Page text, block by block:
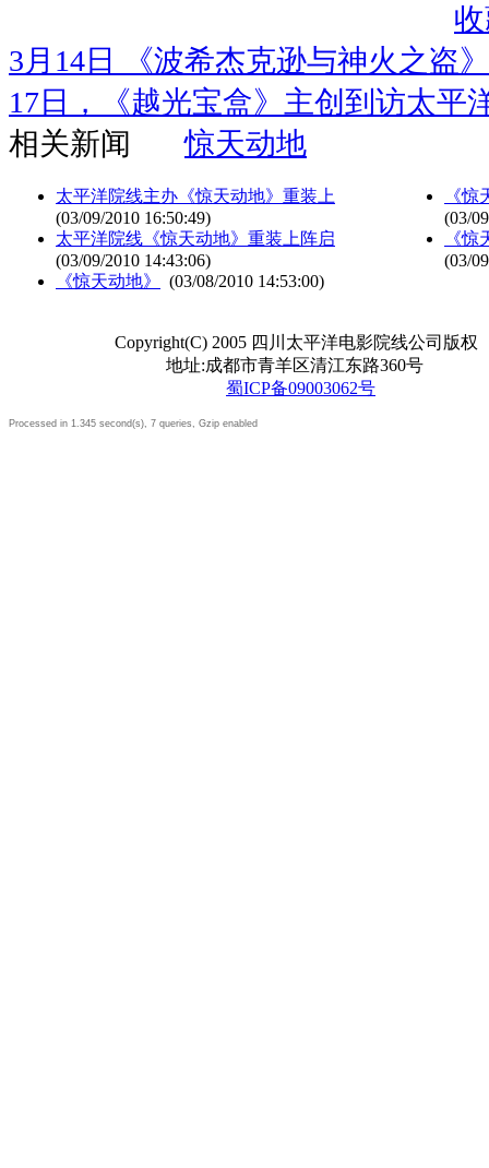
3月14日 《波希杰克逊与神火之盗
17日，《越光宝盒》主创到访太平
相关新闻
惊天动地
太平洋院线主办《惊天动地》重装上
(03/09/2010 16:50:49)
太平洋院线《惊天动地》重装上阵启
(03/09/2010 14:43:06)
《惊天动地》
(03/08/2010 14:53:00)
《
(03/
《
(03/
Copyright(C) 2005 四川太平洋电影院线公司版权
地址:成都市青羊区清江东路360号
蜀ICP备09003062号
Processed in 1.345 second(s), 7 queries, Gzip enabled